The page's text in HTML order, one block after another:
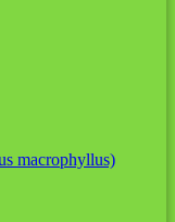
macrophyllus)